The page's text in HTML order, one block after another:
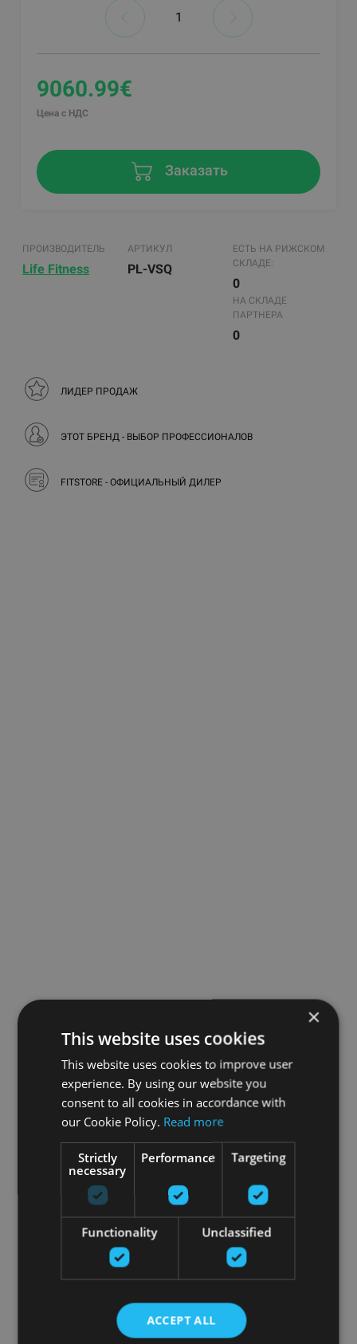
9060.99€
Цена с НДС
Заказать
ПРОИЗВОДИТЕЛЬ
Life Fitness
АРТИКУЛ
PL-VSQ
ЕСТЬ НА РИЖСКОМ
СКЛАДЕ:
0
НА СКЛАДЕ
ПАРТНЕРА
0
ЛИДЕР ПРОДАЖ
ЭТОТ БРЕНД - ВЫБОР ПРОФЕССИОНАЛОВ
FITSTORE - ОФИЦИАЛЬНЫЙ ДИЛЕР
×
This website uses cookies
This website uses cookies to improve user
experience. By using our website you
consent to all cookies in accordance with
our Cookie Policy. Read more
Strictly
necessary
Performance Targeting
Functionality Unclassified
ACCEPT ALL